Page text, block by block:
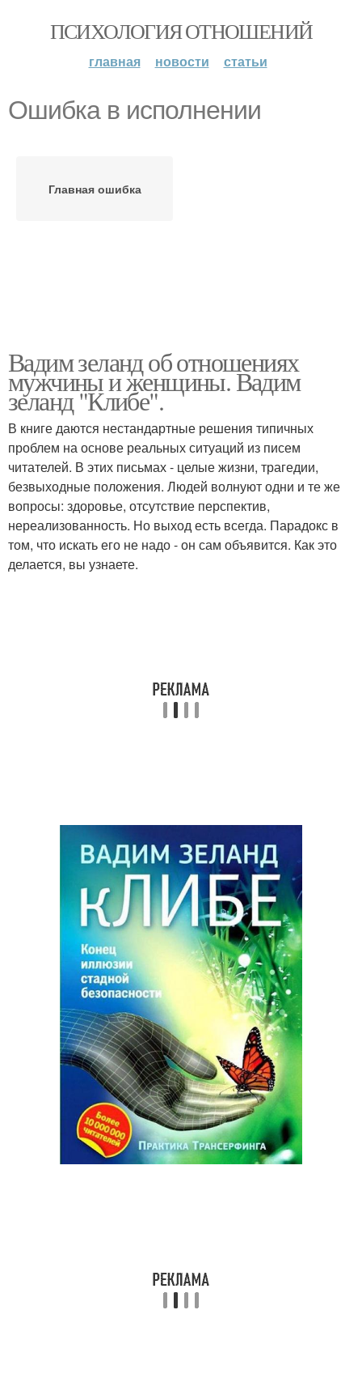
ПСИХОЛОГИЯ ОТНОШЕНИЙ
главная новости статьи
Ошибка в исполнении
Главная ошибка
Вадим зеланд об отношениях
мужчины и женщины. Вадим
зеланд "Клибе".
В книге даются нестандартные решения типичных
проблем на основе реальных ситуаций из писем
читателей. В этих письмах - целые жизни, трагедии,
безвыходные положения. Людей волнуют одни и те же
вопросы: здоровье, отсутствие перспектив,
нереализованность. Но выход есть всегда. Парадокс в
том, что искать его не надо - он сам объявится. Как это
делается, вы узнаете.